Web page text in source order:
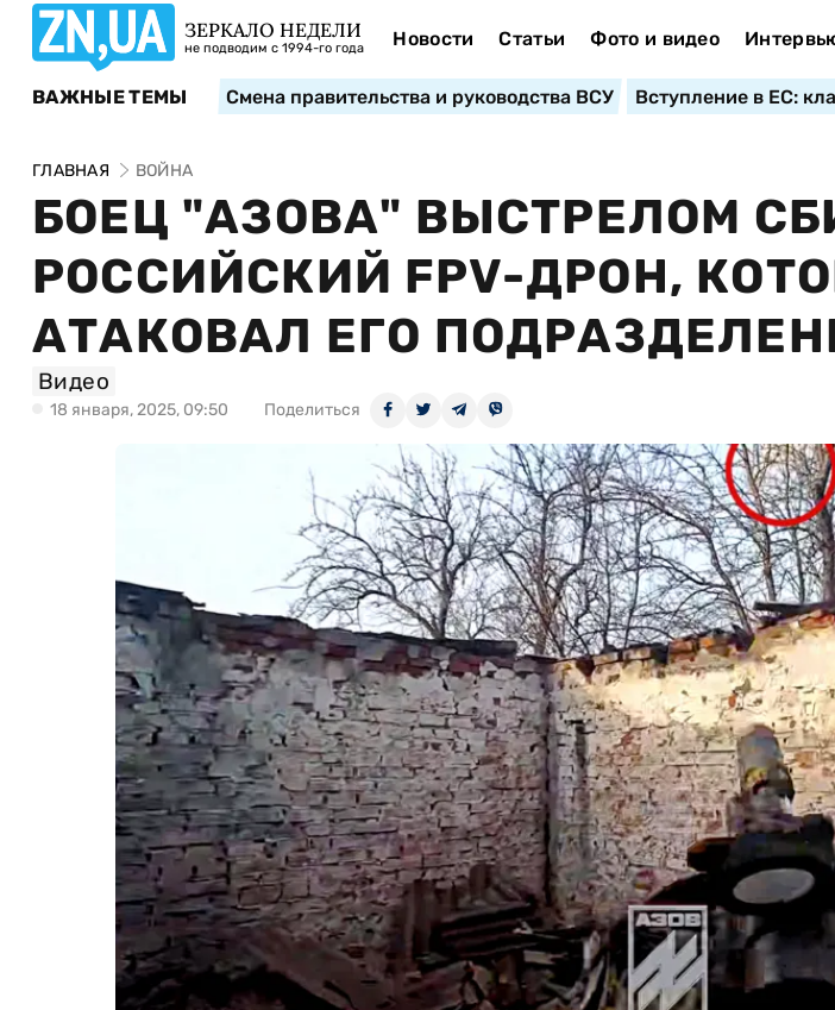
ЗЕРКАЛО НЕДЕЛИ
не подводим с 1994-го года Новости Статьи Фото и видео
ВАЖНЫЕ ТЕМЫ Смена правительства и руководства ВСУ Вступление в ЕС:
ГЛАВНАЯ ВОЙНА
БОЕЦ "АЗОВА" ВЫСТРЕЛОМ
РОССИЙСКИЙ FPV-ДРОН,
АТАКОВАЛ ЕГО
Видео
18 января, 2025, 09:50 Поделиться